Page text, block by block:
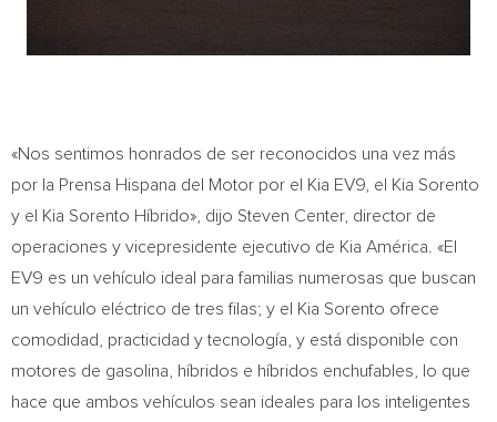
«Nos sentimos honrados de ser reconocidos una vez más
por la Prensa Hispana del Motor por el Kia EV9, el
Kia Sorento
y el Kia Sorento Híbrido», dijo Steven Center, director de
operaciones y vicepresidente ejecutivo de Kia América. «El
EV9 es un vehículo ideal para familias numerosas que buscan
un vehículo eléctrico de tres filas; y el
Kia Sorento ofrece
comodidad, practicidad y tecnología, y está disponible con
motores de gasolina, híbridos e híbridos enchufables, lo que
hace que ambos vehículos sean ideales para los inteligentes